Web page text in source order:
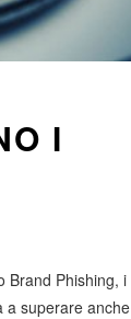
I
Brand Phishing, i
a superare anche